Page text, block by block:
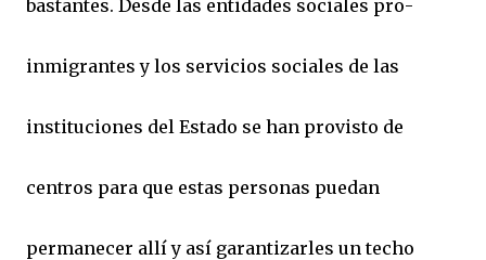
bastantes. Desde las entidades sociales pro-
inmigrantes y los servicios sociales de las
instituciones del Estado se han provisto de
centros para que estas personas puedan
permanecer allí y así garantizarles un techo